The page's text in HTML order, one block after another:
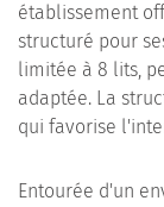
établissement
structuré pour
limitée à 8 lits,
adaptée. La
qui favorise
Entourée d'un